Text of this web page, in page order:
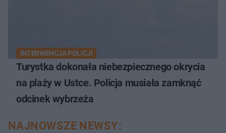
INTERWENCJA POLICJI
Turystka dokonała niebezpiecznego okrycia
na plaży w Ustce. Policja musiała zamknąć
odcinek wybrzeża
NAJNOWSZE NEWSY: